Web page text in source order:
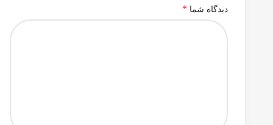
دیدگاه شما *